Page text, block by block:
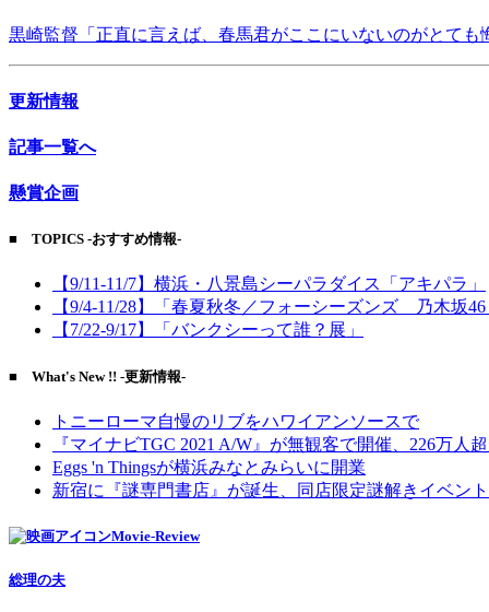
黒崎監督「正直に言えば、春馬君がここにいないのがとても
更新情報
記事一覧へ
懸賞企画
■ TOPICS -おすすめ情報-
【9/11-11/7】横浜・八景島シーパラダイス「アキパラ」
【9/4-11/28】「春夏秋冬／フォーシーズンズ 乃木坂46
【7/22-9/17】「バンクシーって誰？展」
■ What's New !! -更新情報-
トニーローマ自慢のリブをハワイアンソースで
『マイナビTGC 2021 A/W』が無観客で開催、226万人
Eggs 'n Thingsが横浜みなとみらいに開業
新宿に『謎専門書店』が誕生、同店限定謎解きイベン
Movie-Review
総理の夫